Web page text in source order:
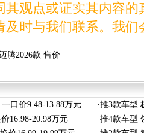
其观点或证实其内容
及时与我们联系。我
腾2026款 售价
口价9.48-13.88万元 ·推3款车型
16.98-20.98万元 ·推4款车型